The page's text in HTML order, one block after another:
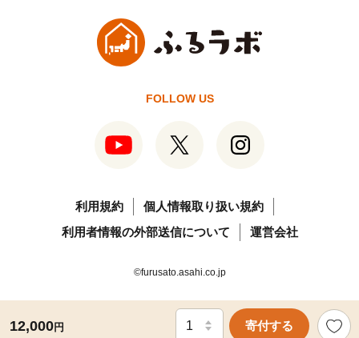
12,000円 寄付する
FOLLOW US
利用規約
個人情報取り扱い規約
利用者情報の外部送信について
運営会社
©furusato.asahi.co.jp